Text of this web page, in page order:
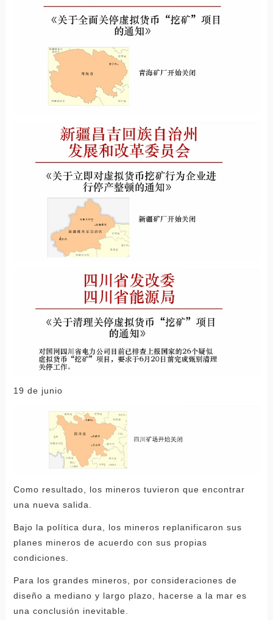
19 de junio
Como resultado, los mineros tuvieron que encontrar
una nueva salida.
Bajo la política dura, los mineros replanificaron sus
planes mineros de acuerdo con sus propias
condiciones.
Para los grandes mineros, por consideraciones de
diseño a mediano y largo plazo, hacerse a la mar es
una conclusión inevitable.